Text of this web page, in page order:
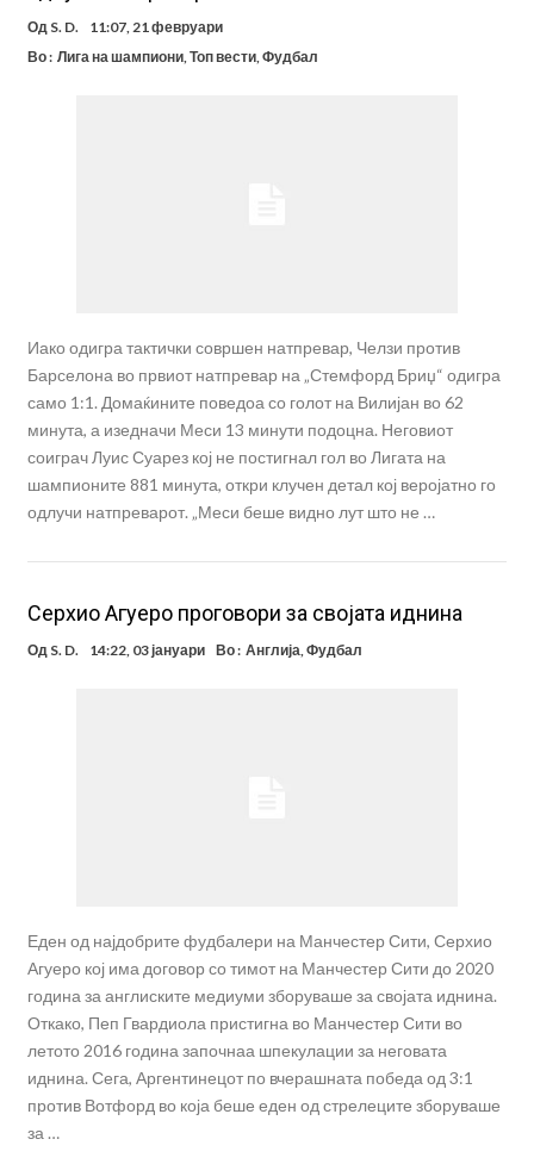
Од S. D.
11:07, 21 февруари
Во : Лига на шампиони, Топ вести, Фудбал
Иако одигра тактички совршен натпревар, Челзи против
Барселона во првиот натпревар на „Стемфорд Бриџ“ одигра
само 1:1. Домаќините поведоа со голот на Вилијан во 62
минута, а изедначи Меси 13 минути подоцна. Неговиот
соиграч Луис Суарез кој не постигнал гол во Лигата на
шампионите 881 минута, откри клучен детал кој веројатно го
одлучи натпреварот. „Меси беше видно лут што не …
Серхио Агуеро проговори за својата иднина
Од S. D. 14:22, 03 јануари Во : Англија,Фудбал
Еден од најдобрите фудбалери на Манчестер Сити, Серхио
Агуеро кој има договор со тимот на Манчестер Сити до 2020
година за англиските медиуми зборуваше за својата иднина.
Откако, Пеп Гвардиола пристигна во Манчестер Сити во
летото 2016 година започнаа шпекулации за неговата
иднина. Сега, Аргентинецот по вчерашната победа од 3:1
против Вотфорд во која беше еден од стрелеците зборуваше
за …